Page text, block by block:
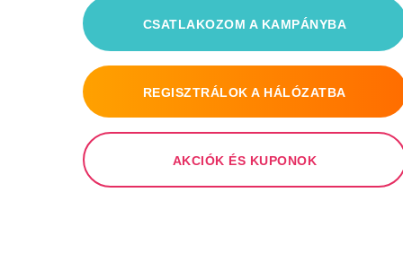
CSATLAKOZOM A KAMPÁNYBA
REGISZTRÁLOK A HÁLÓZATBA
AKCIÓK ÉS KUPONOK